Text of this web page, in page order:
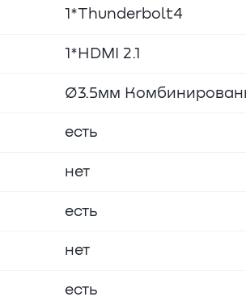
1*Thunderbolt4
1*HDMI 2.1
Ø3.5мм
есть
нет
есть
нет
есть